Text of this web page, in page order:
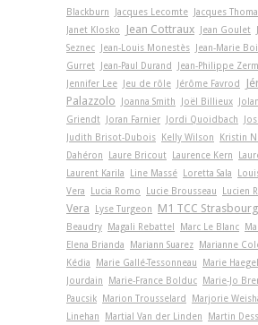
Blackburn
Jacques Lecomte Jacques
Janet Klosko
Jean Cottraux Jean Goulet
Seznec Jean-Louis Monestès Jean-Marie
Gurret Jean-Paul Durand Jean-Philippe
Jennifer Lee Jeu de rôle Jérôme Favrod
Palazzolo
Joanna Smith Joël Billieux
Griendt Joran Farnier Jordi Quoidbach
Judith Brisot-Dubois Kelly Wilson Kristin
Dahéron
Laure Bricout Laurence Kern
Laurent Karila
Line Massé Loretta Sala
Vera
Lucia Romo Lucie Brousseau Lucien
Vera
Lyse Turgeon M1 TCC Strasbourg
Beaudry Magali Rebattel Marc Le Blanc
Elena Brianda
Mariann Suarez Marianne
Kédia
Marie Gallé-Tessonneau Marie
Jourdain
Marie-France Bolduc Marie-Jo
Paucsik Marion Trousselard Marjorie
Linehan
Martial Van der Linden Martin